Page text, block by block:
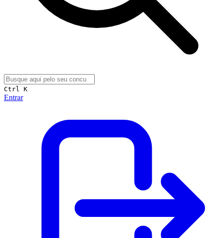
Ctrl K
Entrar